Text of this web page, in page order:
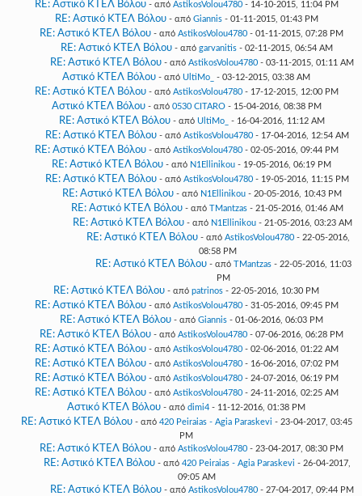
RE: Αστικό ΚΤΕΛ Βόλου - από AstikosVolou4780- 14-10-2015, 11:04 PM
RE: Αστικό ΚΤΕΛ Βόλου - από Giannis- 01-11-2015, 01:43 PM
RE: Αστικό ΚΤΕΛ Βόλου - από AstikosVolou4780 - 01-11-2015, 07:28 PM
RE: Αστικό ΚΤΕΛ Βόλου - από garvanitis - 02-11-2015, 06:54 AM
RE: Αστικό ΚΤΕΛ Βόλου - από AstikosVolou4780 - 03-11-2015, 01:11 AM
Αστικό ΚΤΕΛ Βόλου - από UltiMo_ - 03-12-2015, 03:38 AM
RE: Αστικό ΚΤΕΛ Βόλου - από AstikosVolou4780- 17-12-2015, 12:00 PM
Αστικό ΚΤΕΛ Βόλου - από 0530 CITARO- 15-04-2016, 08:38 PM
RE: Αστικό ΚΤΕΛ Βόλου - από UltiMo_ - 16-04-2016, 11:12 AM
RE: Αστικό ΚΤΕΛ Βόλου - από AstikosVolou4780- 17-04-2016, 12:54 AM
RE: Αστικό ΚΤΕΛ Βόλου - από AstikosVolou4780- 02-05-2016, 09:44 PM
RE: Αστικό ΚΤΕΛ Βόλου - από N1Ellinikou - 19-05-2016, 06:19 PM
RE: Αστικό ΚΤΕΛ Βόλου - από AstikosVolou4780- 19-05-2016, 11:15 PM
RE: Αστικό ΚΤΕΛ Βόλου - από N1Ellinikou - 20-05-2016, 10:43 PM
RE: Αστικό ΚΤΕΛ Βόλου - από TMantzas - 21-05-2016, 01:46 AM
RE: Αστικό ΚΤΕΛ Βόλου - από N1Ellinikou - 21-05-2016, 03:23 AM
RE: Αστικό ΚΤΕΛ Βόλου - από AstikosVolou4780- 22-05-2016,
08:58 PM
RE: Αστικό ΚΤΕΛ Βόλου - από TMantzas- 22-05-2016, 11:03
PM
RE: Αστικό ΚΤΕΛ Βόλου - από patrinos - 22-05-2016, 10:30 PM
RE: Αστικό ΚΤΕΛ Βόλου - από AstikosVolou4780- 31-05-2016, 09:45 PM
RE: Αστικό ΚΤΕΛ Βόλου - από Giannis - 01-06-2016, 06:03 PM
RE: Αστικό ΚΤΕΛ Βόλου - από AstikosVolou4780 - 07-06-2016, 06:28 PM
RE: Αστικό ΚΤΕΛ Βόλου - από AstikosVolou4780- 02-06-2016, 01:22 AM
RE: Αστικό ΚΤΕΛ Βόλου - από AstikosVolou4780- 16-06-2016, 07:02 PM
RE: Αστικό ΚΤΕΛ Βόλου - από AstikosVolou4780- 24-07-2016, 06:19 PM
RE: Αστικό ΚΤΕΛ Βόλου - από AstikosVolou4780- 24-11-2016, 02:25 AM
Αστικό ΚΤΕΛ Βόλου - από dimi4 - 11-12-2016, 01:38 PM
RE: Αστικό ΚΤΕΛ Βόλου - από 420 Peiraias - Agia Paraskevi - 23-04-2017, 03:45
PM
RE: Αστικό ΚΤΕΛ Βόλου - από AstikosVolou4780 - 23-04-2017, 08:30 PM
RE: Αστικό ΚΤΕΛ Βόλου - από 420 Peiraias - Agia Paraskevi - 26-04-2017,
09:05 AM
RE: Αστικό ΚΤΕΛ Βόλου - από AstikosVolou4780 - 27-04-2017, 09:44 PM